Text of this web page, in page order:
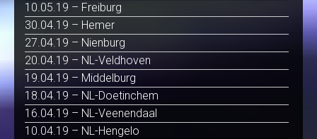
10.05.19 – Freiburg
30.04.19 – Hemer
27.04.19 – Nienburg
20.04.19 – NL-Veldhoven
19.04.19 – Middelburg
18.04.19 – NL-Doetinchem
16.04.19 – NL-Veenendaal
10.04.19 – NL-Hengelo